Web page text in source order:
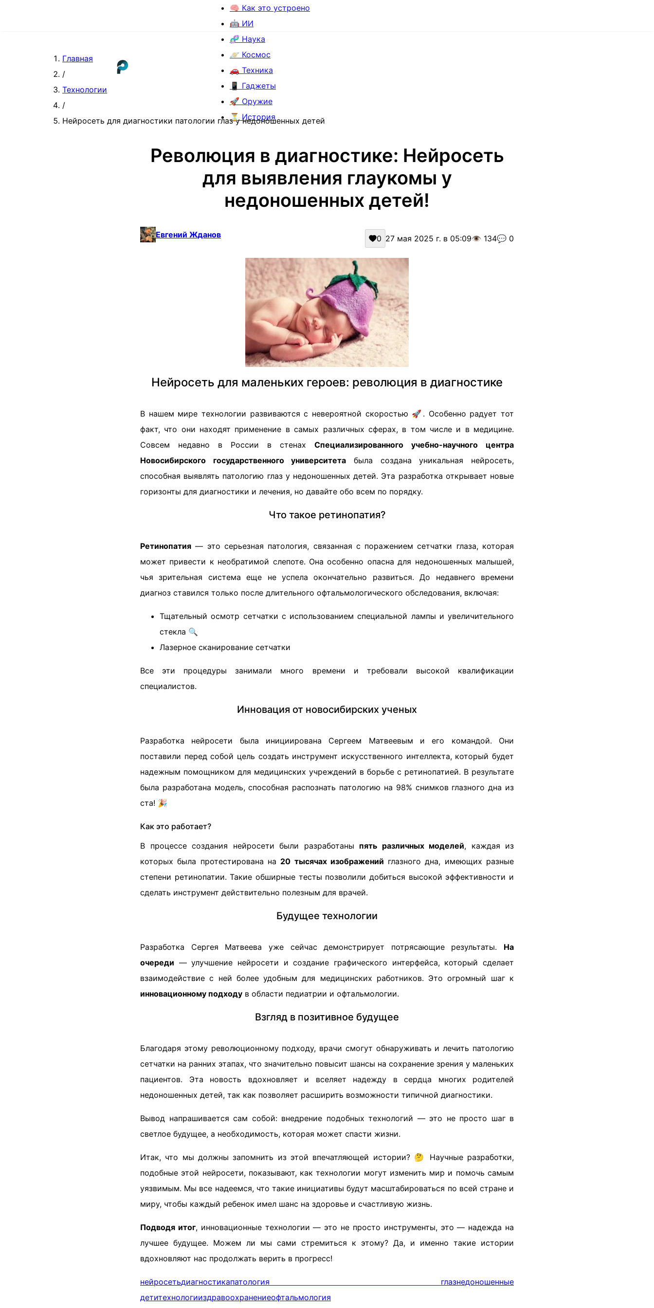
🧠 Как это устроено
🤖 ИИ
🧬 Наука
🪐 Космос
🚗 Техника
📱 Гаджеты
🚀 Оружие
⏳ История
Главная
/
Технологии
/
Нейросеть для диагностики патологии глаз у недоношенных детей
Революция в диагностике: Нейросеть
для выявления глаукомы у
недоношенных детей!
Евгений Жданов 0 27 мая 2025 г. в 05:09👁️ 134💬 0
Нейросеть для маленьких героев: революция в диагностике
В нашем мире технологии развиваются с невероятной скоростью 🚀. Особенно радует тот
факт, что они находят применение в самых различных сферах, в том числе и в медицине.
Совсем недавно в России в стенах Специализированного учебно-научного центра
Новосибирского государственного университета была создана уникальная нейросеть,
способная выявлять патологию глаз у недоношенных детей. Эта разработка открывает новые
горизонты для диагностики и лечения, но давайте обо всем по порядку.
Что такое ретинопатия?
Ретинопатия — это серьезная патология, связанная с поражением сетчатки глаза, которая
может привести к необратимой слепоте. Она особенно опасна для недоношенных малышей,
чья зрительная система еще не успела окончательно развиться. До недавнего времени
диагноз ставился только после длительного офтальмологического обследования, включая:
Тщательный осмотр сетчатки с использованием специальной лампы и увеличительного
стекла 🔍
Лазерное сканирование сетчатки
Все эти процедуры занимали много времени и требовали высокой квалификации
специалистов.
Инновация от новосибирских ученых
Разработка нейросети была инициирована Сергеем Матвеевым и его командой. Они
поставили перед собой цель создать инструмент искусственного интеллекта, который будет
надежным помощником для медицинских учреждений в борьбе с ретинопатией. В результате
была разработана модель, способная распознать патологию на 98% снимков глазного дна из
ста! 🎉
Как это работает?
В процессе создания нейросети были разработаны пять различных моделей, каждая из
которых была протестирована на 20 тысячах изображений глазного дна, имеющих разные
степени ретинопатии. Такие обширные тесты позволили добиться высокой эффективности и
сделать инструмент действительно полезным для врачей.
Будущее технологии
Разработка Сергея Матвеева уже сейчас демонстрирует потрясающие результаты. На
очереди — улучшение нейросети и создание графического интерфейса, который сделает
взаимодействие с ней более удобным для медицинских работников. Это огромный шаг к
инновационному подходу в области педиатрии и офтальмологии.
Взгляд в позитивное будущее
Благодаря этому революционному подходу, врачи смогут обнаруживать и лечить патологию
сетчатки на ранних этапах, что значительно повысит шансы на сохранение зрения у маленьких
пациентов. Эта новость вдохновляет и вселяет надежду в сердца многих родителей
недоношенных детей, так как позволяет расширить возможности типичной диагностики.
Вывод напрашивается сам собой: внедрение подобных технологий — это не просто шаг в
светлое будущее, а необходимость, которая может спасти жизни.
Итак, что мы должны запомнить из этой впечатляющей истории? 🤔 Научные разработки,
подобные этой нейросети, показывают, как технологии могут изменить мир и помочь самым
уязвимым. Мы все надеемся, что такие инициативы будут масштабироваться по всей стране и
миру, чтобы каждый ребенок имел шанс на здоровье и счастливую жизнь.
Подводя итог, инновационные технологии — это не просто инструменты, это — надежда на
лучшее будущее. Можем ли мы сами стремиться к этому? Да, и именно такие истории
вдохновляют нас продолжать верить в прогресс!
нейросетьдиагностикапатология глазнедоношенные
детитехнологииздравоохранениеофтальмология